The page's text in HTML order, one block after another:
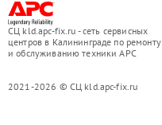
СЦ kld.apc-fix.ru - сеть сервисных
центров в Калининграде по ремонту
и обслуживанию техники APC
2021-2026 © СЦ kld.apc-fix.ru